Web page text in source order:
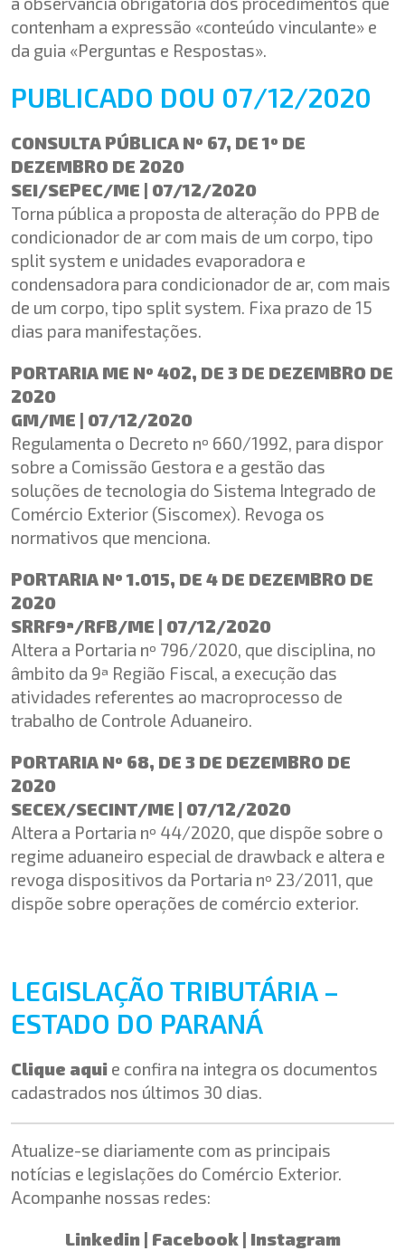
contenham a expressão «conteúdo vinculante» e
da guia «Perguntas e Respostas».
PUBLICADO DOU 07/12/2020
CONSULTA PÚBLICA Nº 67, DE 1º DE
DEZEMBRO DE 2020
SEI/SEPEC/ME | 07/12/2020
Torna pública a proposta de alteração do PPB de
condicionador de ar com mais de um corpo, tipo
split system e unidades evaporadora e
condensadora para condicionador de ar, com mais
de um corpo, tipo split system. Fixa prazo de 15
dias para manifestações.
PORTARIA ME Nº 402, DE 3 DE DEZEMBRO DE
2020
GM/ME | 07/12/2020
Regulamenta o Decreto nº 660/1992, para dispor
sobre a Comissão Gestora e a gestão das
soluções de tecnologia do Sistema Integrado de
Comércio Exterior (Siscomex). Revoga os
normativos que menciona.
PORTARIA Nº 1.015, DE 4 DE DEZEMBRO DE
2020
SRRF9ª/RFB/ME | 07/12/2020
Altera a Portaria nº 796/2020, que disciplina, no
âmbito da 9ª Região Fiscal, a execução das
atividades referentes ao macroprocesso de
trabalho de Controle Aduaneiro.
PORTARIA Nº 68, DE 3 DE DEZEMBRO DE
2020
SECEX/SECINT/ME | 07/12/2020
Altera a Portaria nº 44/2020, que dispõe sobre o
regime aduaneiro especial de drawback e altera e
revoga dispositivos da Portaria nº 23/2011, que
dispõe sobre operações de comércio exterior.
LEGISLAÇÃO TRIBUTÁRIA –
ESTADO DO PARANÁ
Clique aqui e confira na integra os documentos
cadastrados nos últimos 30 dias.
Atualize-se diariamente com as principais
notícias e legislações do Comércio Exterior.
Acompanhe nossas redes:
Linkedin| Facebook| Instagram